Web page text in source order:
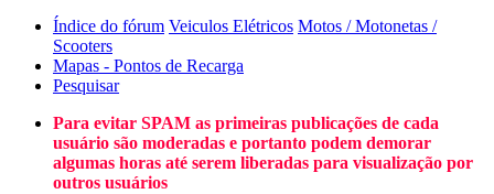
Índice do fórum Veiculos Elétricos Motos / Motonetas /
Scooters
Mapas - Pontos de Recarga
Pesquisar
Para evitar SPAM as primeiras publicações de cada
usuário são moderadas e portanto podem demorar
algumas horas até serem liberadas para visualização por
outros usuários